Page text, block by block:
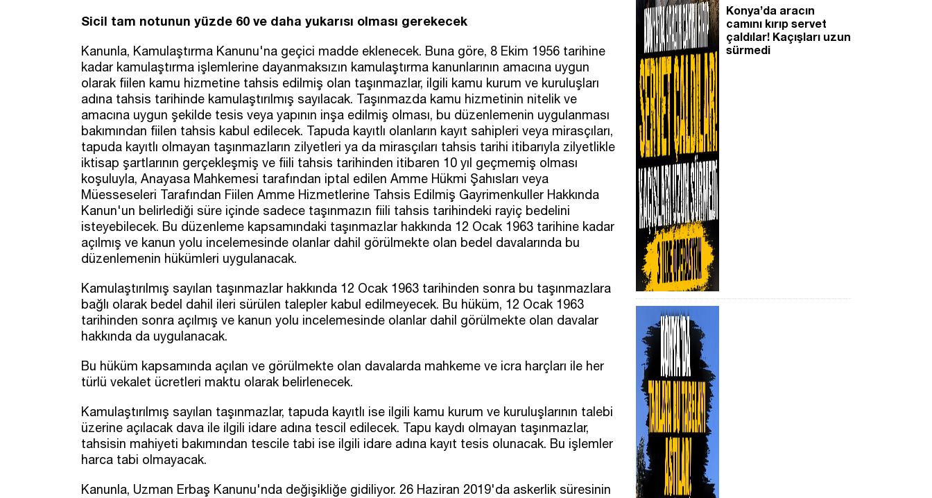
Sicil tam notunun yüzde 60 ve daha yukarısı olması gerekecek
Kanunla, Kamulaştırma Kanunu'na geçici madde eklenecek. Buna göre, 8 Ekim 1956 tarihine
kadar kamulaştırma işlemlerine dayanmaksızın kamulaştırma kanunlarının amacına uygun
olarak fiilen kamu hizmetine tahsis edilmiş olan taşınmazlar, ilgili kamu kurum ve kuruluşları
adına tahsis tarihinde kamulaştırılmış sayılacak. Taşınmazda kamu hizmetinin nitelik ve
amacına uygun şekilde tesis veya yapının inşa edilmiş olması, bu düzenlemenin uygulanması
bakımından fiilen tahsis kabul edilecek. Tapuda kayıtlı olanların kayıt sahipleri veya mirasçıları,
tapuda kayıtlı olmayan taşınmazların zilyetleri ya da mirasçıları tahsis tarihi itibarıyla zilyetlikle
iktisap şartlarının gerçekleşmiş ve fiili tahsis tarihinden itibaren 10 yıl geçmemiş olması
koşuluyla, Anayasa Mahkemesi tarafından iptal edilen Amme Hükmi Şahısları veya
Müesseseleri Tarafından Fiilen Amme Hizmetlerine Tahsis Edilmiş Gayrimenkuller Hakkında
Kanun'un belirlediği süre içinde sadece taşınmazın fiili tahsis tarihindeki rayiç bedelini
isteyebilecek. Bu düzenleme kapsamındaki taşınmazlar hakkında 12 Ocak 1963 tarihine kadar
açılmış ve kanun yolu incelemesinde olanlar dahil görülmekte olan bedel davalarında bu
düzenlemenin hükümleri uygulanacak.
Kamulaştırılmış sayılan taşınmazlar hakkında 12 Ocak 1963 tarihinden sonra bu taşınmazlara
bağlı olarak bedel dahil ileri sürülen talepler kabul edilmeyecek. Bu hüküm, 12 Ocak 1963
tarihinden sonra açılmış ve kanun yolu incelemesinde olanlar dahil görülmekte olan davalar
hakkında da uygulanacak.
Bu hüküm kapsamında açılan ve görülmekte olan davalarda mahkeme ve icra harçları ile her
türlü vekalet ücretleri maktu olarak belirlenecek.
Kamulaştırılmış sayılan taşınmazlar, tapuda kayıtlı ise ilgili kamu kurum ve kuruluşlarının talebi
üzerine açılacak dava ile ilgili idare adına tescil edilecek. Tapu kaydı olmayan taşınmazlar,
tahsisin mahiyeti bakımından tescile tabi ise ilgili idare adına kayıt tesis olunacak. Bu işlemler
harca tabi olmayacak.
Kanunla, Uzman Erbaş Kanunu'nda değişikliğe gidiliyor. 26 Haziran 2019'da askerlik süresinin
Konya’da aracın
camını kırıp servet
çaldılar! Kaçışları uzun
sürmedi